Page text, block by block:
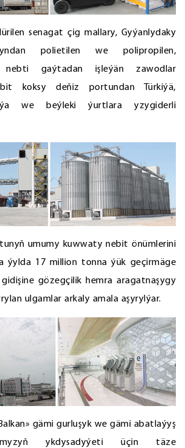
senagat çig mallary, Gyýanlydaky
polietilen we polipropilen,
nebti gaýtadan işleýän zawodlar
koksy deňiz portundan Türkiýä,
we beýleki ýurtlara yzygiderli
umumy kuwwaty nebit önümlerini
ýylda 17 million tonna ýük geçirmäge
gözegçilik hemra aragatnaşygy
ulgamlar arkaly amala aşyrylýar.
gämi gurluşyk we gämi abatlaýyş
ykdysadyýeti üçin täze